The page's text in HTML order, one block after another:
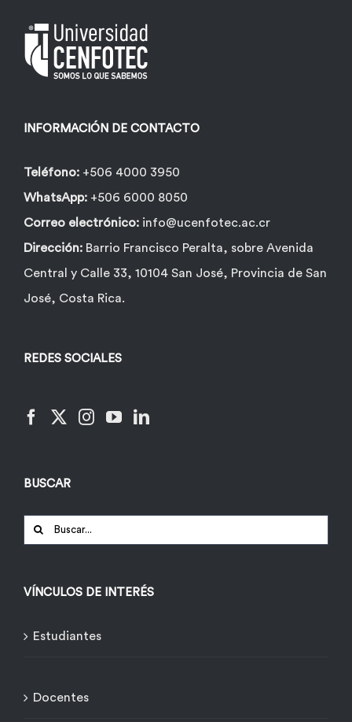
pueden
elegir
de
producto
INFORMACIÓN DE CONTACTO
Teléfono: +506 4000 3950
WhatsApp: +506 6000 8050
Correo electrónico: info@ucenfotec.ac.cr
Dirección: Barrio Francisco Peralta, sobre Avenida
Central y Calle 33, 10104 San José, Provincia de San
José, Costa Rica.
REDES SOCIALES
BUSCAR
Buscar:
VÍNCULOS DE INTERÉS
Estudiantes
Docentes